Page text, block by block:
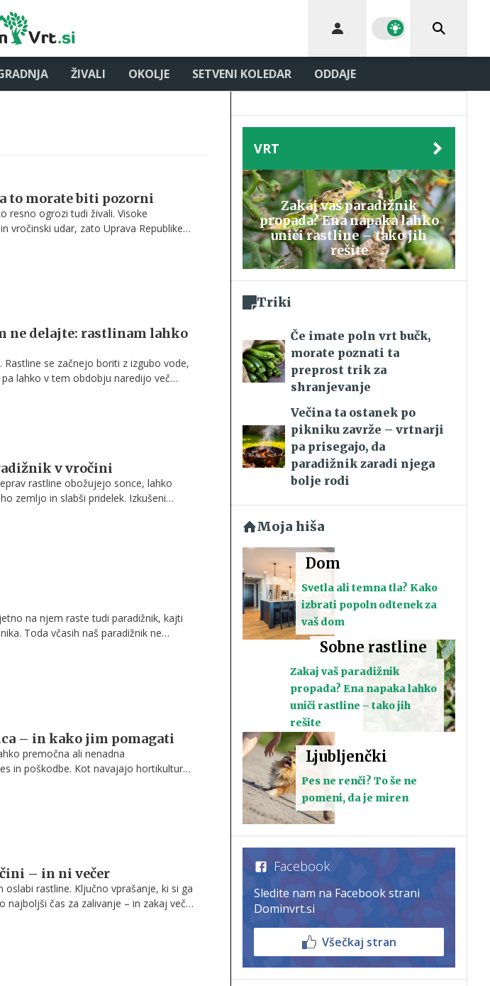
ŽIVALI OKOLJE SETVENI KOLEDAR ODDAJE
to morate biti pozorni
resno ogrozi tudi živali. Visoke
vročinski udar, zato Uprava Republike
ne delajte: rastlinam lahko
se začnejo boriti z izgubo vode,
lahko v tem obdobju naredijo več
v vročini
rastline obožujejo sonce, lahko
zemljo in slabši pridelek. Izkušeni
na njem raste tudi paradižnik, kajti
Toda včasih naš paradižnik ne
– in kako jim pomagati
premočna ali nenadna
in poškodbe. Kot navajajo hortikulturni
– in ni večer
rastline. Ključno vprašanje, ki si ga
čas za zalivanje – in zakaj večer
VRT
Zakaj vaš paradižnik
propada? Ena napaka lahko
uniči rastline – tako jih
rešite
Triki
Če imate poln vrt bučk,
morate poznati ta
preprost trik za
shranjevanje
Večina ta ostanek po
pikniku zavrže – vrtnarji
pa prisegajo, da
paradižnik zaradi njega
bolje rodi
Moja hiša
Dom
Svetla ali temna tla? Kako
izbrati popoln odtenek za
vaš dom
Sobne rastline
Zakaj vaš paradižnik
propada? Ena napaka lahko
uniči rastline – tako jih
rešite
Ljubljenčki
Pes ne renči? To še ne
pomeni, da je miren
Facebook
Sledite nam na Facebook strani
Dominvrt.si
Všečkaj stran